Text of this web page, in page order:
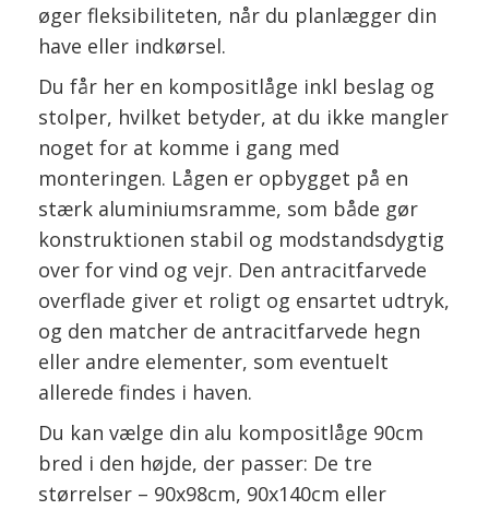
øger fleksibiliteten, når du planlægger din
have eller indkørsel.
Du får her en kompositlåge inkl beslag og
stolper, hvilket betyder, at du ikke mangler
noget for at komme i gang med
monteringen. Lågen er opbygget på en
stærk aluminiumsramme, som både gør
konstruktionen stabil og modstandsdygtig
over for vind og vejr. Den antracitfarvede
overflade giver et roligt og ensartet udtryk,
og den matcher de antracitfarvede hegn
eller andre elementer, som eventuelt
allerede findes i haven.
Du kan vælge din alu kompositlåge 90cm
bred i den højde, der passer: De tre
størrelser – 90x98cm, 90x140cm eller